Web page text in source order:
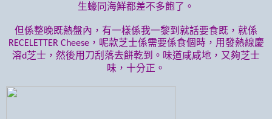
生蠔同海鮮都差不多飽了。
但係整晚既熱盤內，有一樣係我一黎到就話要食既，就係
RECELETTER Cheese，呢款芝士係需要係食個時，用發熱線慶
溶d芝士，然後用刀刮落去餅乾到。味道咸咸地，又夠芝士
味，十分正。